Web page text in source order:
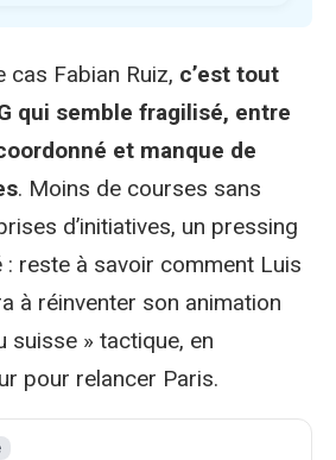
cas Fabian Ruiz, c’est tout
qui semble fragilisé, entre
et manque de
. Moins de courses sans
d’initiatives, un pressing
reste à savoir comment Luis
à réinventer son animation
suisse » tactique, en
pour relancer Paris.